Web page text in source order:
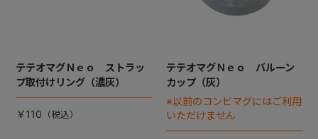
テテオマグＮｅｏ ストラッ
プ取付けリング（濃灰）
￥110
テテオマグＮｅｏ バルーン
カップ（灰）
※以前のコンビマグにはご利用
いただけません